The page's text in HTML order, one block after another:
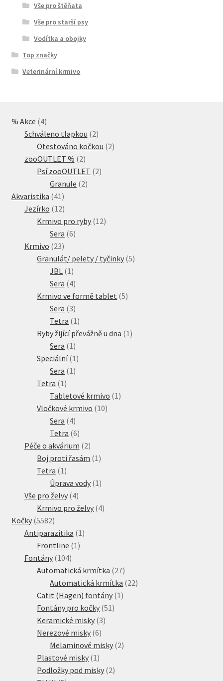
Vše pro štěňata
Vše pro starší psy
Vodítka a obojky
Top značky
Veterinární krmivo
% Akce 44
produkty
Schváleno tlapkou 22
produkty
Otestováno kočkou 22
zooOUTLET % 22
produkty
Psí zooOUTLET 22
Granule 22
Akvaristika 41 41
produktů
Jezírko 1212
produktů
Krmivo pro ryby 1212
Sera 66
Krmivo 2323
produktů
Granulát/ pelety / tyčinky 55
JBL 1 1
produkt
Sera 44
produkty
Krmivo ve formě tablet 55
Sera 33
produkty
Tetra 1 1
produkt
Ryby žijící převážně u dna 1 1
Sera 1 1
produkt
Speciální 1 1
Sera 1 1
Tetra 1 1
produkt
Tabletové krmivo 1 1
Vločkové krmivo 1010
Sera 44
produkty
Tetra 66
produktů
Péče o akvárium 22
produkty
Boj proti řasám 1 1
Tetra 1 1
produkt
Úprava vody 1 1
Vše pro želvy 44
produkty
Krmivo pro želvy 44
Kočky 55825582
produktů
Antiparazitika 1 1
Frontline 1 1
Fontány 104104
produktů
Automatická krmítka 2727
produktů
Automatická krmítka 2222
Catit (Hagen) fontány 1 1
Fontány pro kočky 51 51
Keramické misky 33
Nerezové misky 66
produktů
Melaminové misky 22
Plastové misky 1 1
produkt
Podložky pod misky 22